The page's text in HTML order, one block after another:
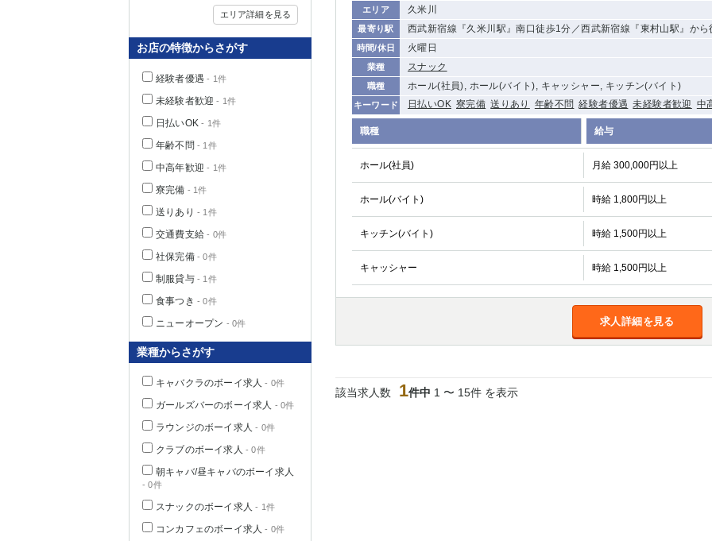
エリア 久米川
最寄り駅 西武新宿線『久米川駅』南口徒歩1分／西武新宿線『東村山駅』か
時間/休日 火曜日
業種 スナック
職種 ホール(社員), ホール(バイト), キャッシャー, キッチン(バイト)
キーワード 日払いOK 寮完備 送りあり 年齢不問 経験者優遇 未経験者歓迎 中
職種 給与
ホール(社員) 月給 300,000円以上
ホール(バイト) 時給 1,800円以上
キッチン(バイト) 時給 1,500円以上
キャッシャー 時給 1,500円以上
求人詳細を見る
該当求人数 1件中 1 〜 15件 を表示
エリア詳細を見る
お店の特徴からさがす
経験者優遇 - 1件
未経験者歓迎 - 1件
日払いOK - 1件
年齢不問 - 1件
中高年歓迎 - 1件
寮完備 - 1件
送りあり - 1件
交通費支給 - 0件
社保完備- 0件
制服貸与- 1件
食事つき - 0件
ニューオープン - 0件
業種からさがす
キャバクラのボーイ求人 - 0件
ガールズバーのボーイ求人 - 0件
ラウンジのボーイ求人 - 0件
クラブのボーイ求人 - 0件
朝キャバ/昼キャバのボーイ求人
- 0件
スナックのボーイ求人 - 1件
コンカフェのボーイ求人 - 0件
①歌舞伎町 ②
新宿
①東武練馬 ②
成増・板橋 ③
大山 ②池袋
下赤塚 竹ノ塚 三鷹
亀戸
荻窪
浅草 新小岩
幡ヶ谷
五井
関内 横浜 川崎
溝の口
新横浜
武蔵小杉
小田原
横浜・桜木町
関内・馬車道・
日ノ出町
武蔵新城
茅ヶ崎 戸塚 たまプラーザ
大船
厚木
桜木町
志木
川越
獨協大学前
加松原＞
千葉県 船橋 津田沼